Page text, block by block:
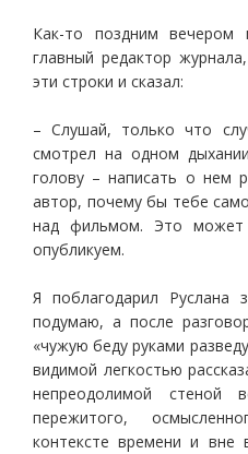
Как-то поздним вечером
главный редактор
эти строки и сказал:
– Слушай, только что
смотрел на одном
голову – написать о нем
автор, почему бы тебе
над фильмом. Это
опубликуем.
Я поблагодарил Руслана
подумаю, а после
«чужую беду руками
видимой легкостью
непреодолимой стеной
пережитого,
контексте времени и вне